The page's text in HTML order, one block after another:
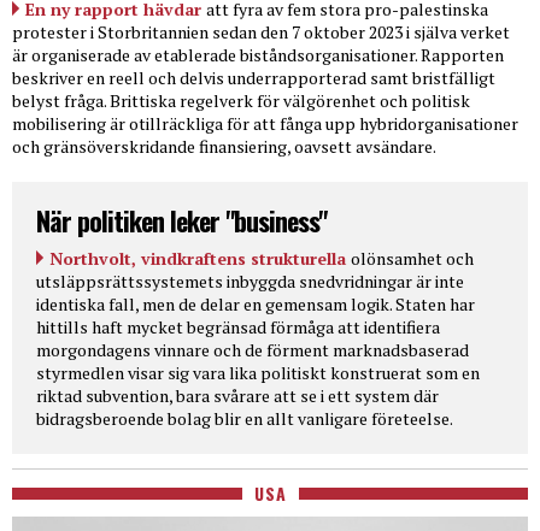
En ny rapport hävdar att fyra av fem stora pro-palestinska
protester i Storbritannien sedan den 7 oktober 2023 i själva verket
är organiserade av etablerade biståndsorganisationer. Rapporten
beskriver en reell och delvis underrapporterad samt bristfälligt
belyst fråga. Brittiska regelverk för välgörenhet och politisk
mobilisering är otillräckliga för att fånga upp hybridorganisationer
och gränsöverskridande finansiering, oavsett avsändare.
När politiken leker "business"
Northvolt, vindkraftens strukturella olönsamhet och
utsläppsrättssystemets inbyggda snedvridningar är inte
identiska fall, men de delar en gemensam logik. Staten har
hittills haft mycket begränsad förmåga att identifiera
morgondagens vinnare och de förment marknadsbaserad
styrmedlen visar sig vara lika politiskt konstruerat som en
riktad subvention, bara svårare att se i ett system där
bidragsberoende bolag blir en allt vanligare företeelse.
USA